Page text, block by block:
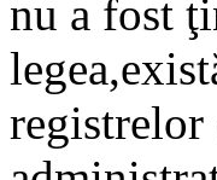
nu a fost
registrelor